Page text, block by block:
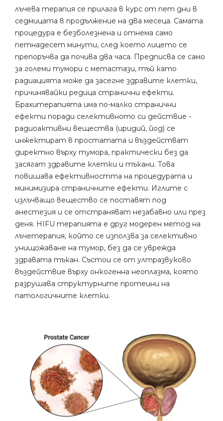
лъчева терапия се прилага в курс от пет дни в
седмицата в продължение на два месеца. Самата
процедура е безболезнена и отнема само
петнадесет минути, след което лицето се
препоръчва да почива два часа. Предписва се само
за големи тумори с метастази, тъй като
радиацията може да засегне здравите клетки,
причинявайки редица странични ефекти.
Брахитерапията има по-малко странични
ефекти поради селективното си действие -
радиоактивни вещества (иридий, йод) се
инжектират в простатата и въздействат
директно върху тумора, практически без да
засягат здравите клетки и тъкани. Това
повишава ефективността на процедурата и
минимизира страничните ефекти. Иглите с
излъчващо вещество се поставят под
анестезия и се отстраняват незабавно или през
деня. HIFU терапията е друг модерен метод на
лъчетерапия, който се използва за селективно
унищожаване на тумор, без да се уврежда
здравата тъкан. Състои се от ултразвуково
въздействие върху онкогенна неоплазма, която
разрушава структурните протеини на
патологичните клетки.